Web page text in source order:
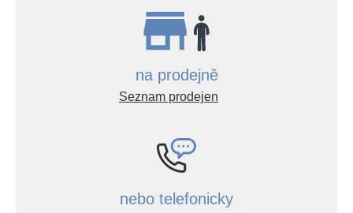
na prodejně
Seznam prodejen
nebo telefonicky